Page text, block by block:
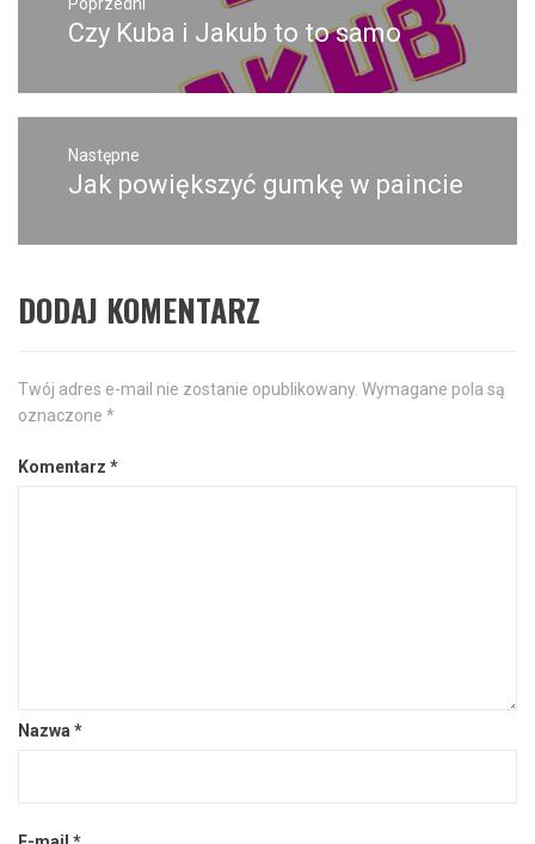
wpisuPoprzedni
Czy Kuba i Jakub to to samo
Następne
Następny
Jak powiększyć gumkę w paincie
DODAJ KOMENTARZ
Twój adres e-mail nie zostanie opublikowany. Wymagane pola są
oznaczone *
Komentarz *
Nazwa *